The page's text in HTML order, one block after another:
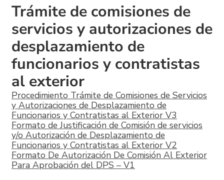
Trámite de comisiones de
servicios y autorizaciones de
desplazamiento de
funcionarios y contratistas
al exterior
Procedimiento Trámite de Comisiones de Servicios
y Autorizaciones de Desplazamiento de
Funcionarios y Contratistas al Exterior V3
Formato de Justificación de Comisión de servicios
y/o Autorización de Desplazamiento de
Funcionarios y Contratistas al Exterior V2
Formato De Autorización De Comisión Al Exterior
Para Aprobación del DPS – V1